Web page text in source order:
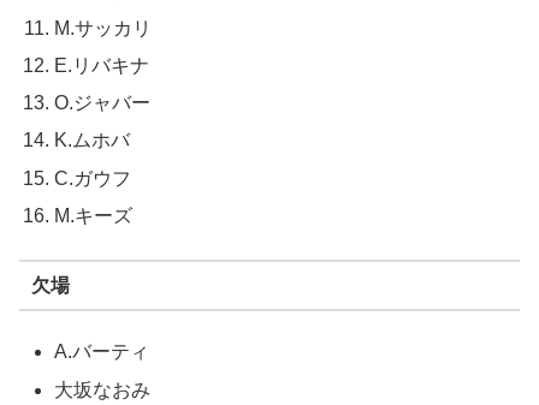
M.サッカリ
E.リバキナ
O.ジャバー
K.ムホバ
C.ガウフ
M.キーズ
欠場
A.バーティ
大坂なおみ